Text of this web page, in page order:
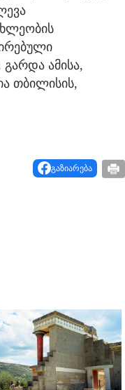
ამისა,
თბილისის,
გაზიარება